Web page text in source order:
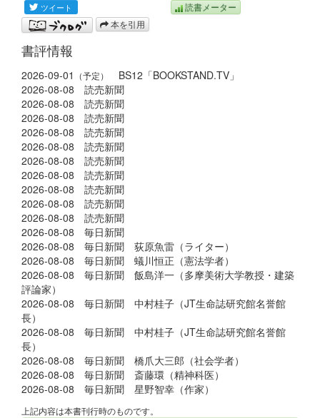
読書メーター
本を引用
書評情報
2026-09-01 （予定）
BS12「BOOKSTAND.TV」
2026-08-08 読売新聞
2026-08-08 読売新聞
2026-08-08 読売新聞
2026-08-08 読売新聞
2026-08-08 読売新聞
2026-08-08 読売新聞
2026-08-08 読売新聞
2026-08-08 読売新聞
2026-08-08 読売新聞
2026-08-08 読売新聞
2026-08-08 毎日新聞
2026-08-08 毎日新聞 荻原魚雷（ライター）
2026-08-08 毎日新聞 蟻川恒正（憲法学者）
2026-08-08 毎日新聞 飯島洋一（多摩美術大学教授・建築
評論家）
2026-08-08 毎日新聞 中村桂子（JT生命誌研究館名誉館
長）
2026-08-08 毎日新聞 中村桂子（JT生命誌研究館名誉館
長）
2026-08-08 毎日新聞 橋爪大三郎（社会学者）
2026-08-08 毎日新聞 斎藤環（精神科医）
2026-08-08 毎日新聞 星野智幸（作家）
上記内容は本書刊行時のものです。